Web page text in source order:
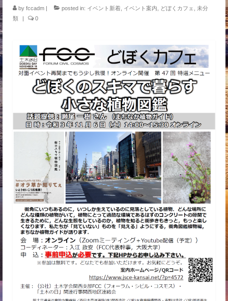
by fccadm | posted in: イベント新着 イベント案内 どぼくカフェ
未分
類
| 0